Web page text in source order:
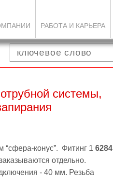
РАБОТА И КАРЬЕРА
системы,
“сфера-конус”. Фитинг 1 6284
отдельно.
- 40 мм. Резьба